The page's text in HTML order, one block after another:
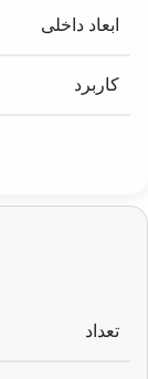
ابعاد داخلی
کاربرد
تعداد